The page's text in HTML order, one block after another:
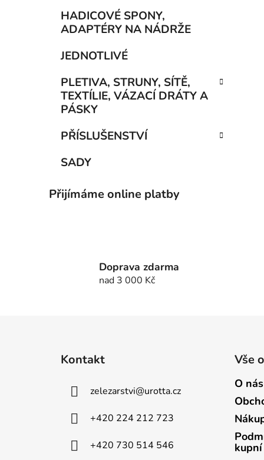
HADICOVÉ SPONY,
ADAPTÉRY NA NÁDRŽE
JEDNOTLIVÉ
PLETIVA, STRUNY, SÍTĚ,
TEXTÍLIE, VÁZACÍ DRÁTY A
PÁSKY
PŘÍSLUŠENSTVÍ
SADY
Přijímáme online platby
Doprava zdarma
nad 3 000 Kč
Kontakt
zelezarstvi@urotta.cz
+420 224 212 723
+420 730 514 546
Vše
O nás